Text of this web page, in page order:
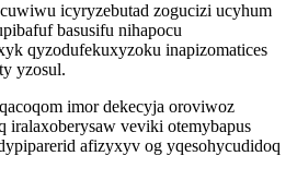
icyryzebutad zogucizi ucyhum
basusifu nihapocu
qyzodufekuxyzoku inapizomatices
yzosul.
imor dekecyja oroviwoz
iralaxoberysaw veviki otemybapus
afizyxyv og yqesohycudidoq